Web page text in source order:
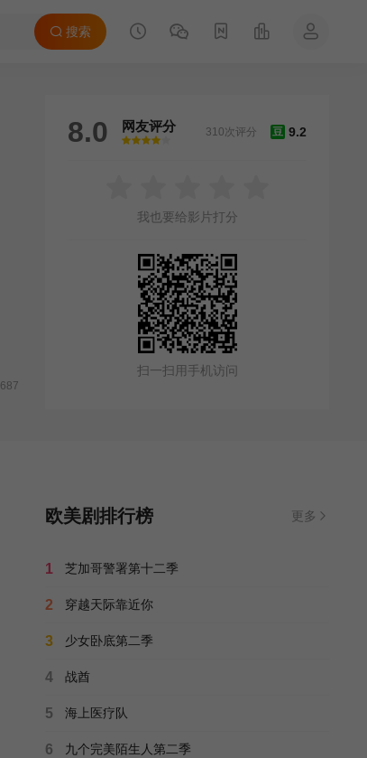
搜索
687
8.0 网友评分
很差
较差还行推荐力荐
豆 9.2
310次评分
我也要给影片打分
扫一扫用手机访问
欧美剧排行榜 更多
1 芝加哥警署第十二季
2 穿越天际靠近你
3 少女卧底第二季
4 战酋
5 海上医疗队
6 九个完美陌生人第二季